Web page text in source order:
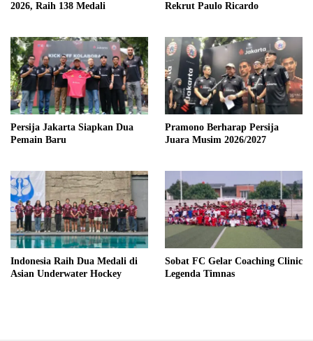
2026, Raih 138 Medali
Rekrut Paulo Ricardo
Persija Jakarta Siapkan Dua
Pemain Baru
Pramono Berharap Persija
Juara Musim 2026/2027
Indonesia Raih Dua Medali di
Asian Underwater Hockey
Sobat FC Gelar Coaching Clinic
Legenda Timnas